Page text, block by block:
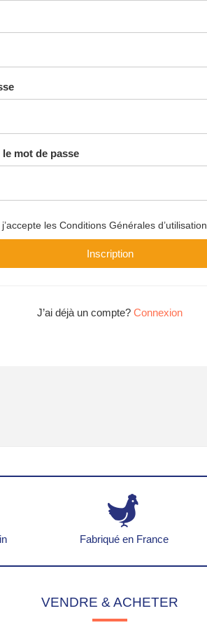
mot de passe
j’accepte les Conditions Générales d’utilisation
Inscription
J’ai déjà un compte? Connexion
Fabriqué en France
VENDRE & ACHETER